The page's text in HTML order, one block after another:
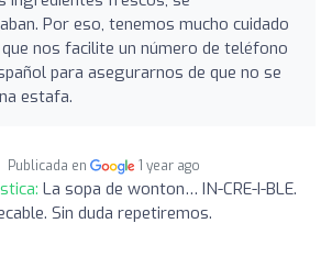
Por eso, tenemos mucho cuidado
nos facilite un número de teléfono
para asegurarnos de que no se
estafa.
Publicada en 1 year ago
La sopa de wonton… IN-CRE-I-BLE.
Sin duda repetiremos.